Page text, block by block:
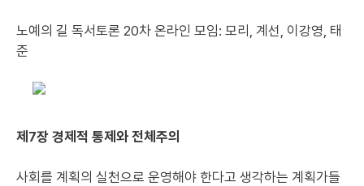
노예의 길 독서토론 20차 온라인 모임: 모리, 계선, 이강영, 태
준
제7장 경제적 통제와 전체주의
사회를 계획의 실천으로 운영해야 한다고 생각하는 계획가들